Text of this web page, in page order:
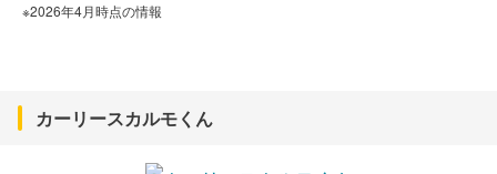
※2026年4月時点の情報
カーリースカルモくん